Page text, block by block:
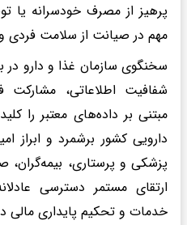
پرهیز از مصرف خودسرانه یا
مهم در صیانت از سلامت
سخنگوی سازمان غذا و دارو
شفافیت اطلاعاتی، مشارکت
مبتنی بر داده‌های معتبر را
دارویی کشور برشمرد و ابراز
پزشکی و پرستاری، بیمه‌گران،
ارتقای مستمر دسترسی
خدمات و تحکیم پایداری مالی